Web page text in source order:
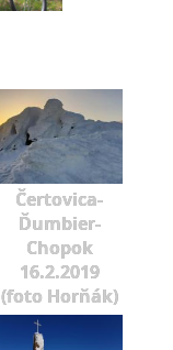
Čertovica-
Ďumbier-
Chopok
16.2.2019
(foto Horňák)